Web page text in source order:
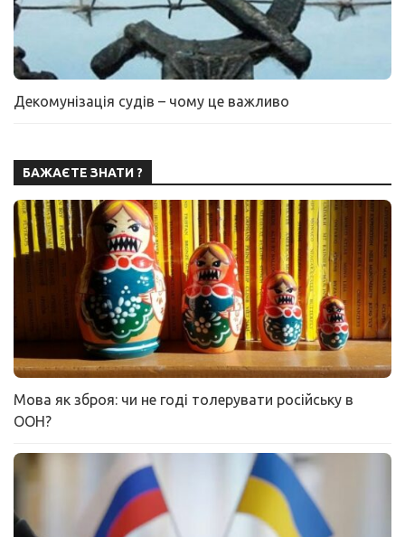
Декомунізація судів – чому це важливо
БАЖАЄТЕ ЗНАТИ ?
Мова як зброя: чи не годі толерувати російську в
ООН?